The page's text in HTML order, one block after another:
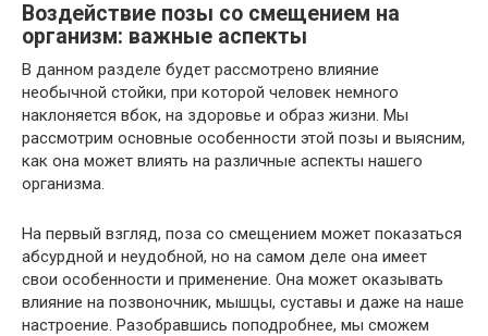
Воздействие позы со смещением на
организм: важные аспекты
В данном разделе будет рассмотрено влияние
необычной стойки, при которой человек немного
наклоняется вбок, на здоровье и образ жизни. Мы
рассмотрим основные особенности этой позы и выясним,
как она может влиять на различные аспекты нашего
организма.
На первый взгляд, поза со смещением может показаться
абсурдной и неудобной, но на самом деле она имеет
свои особенности и применение. Она может оказывать
влияние на позвоночник, мышцы, суставы и даже на наше
настроение. Разобравшись поподробнее, мы сможем